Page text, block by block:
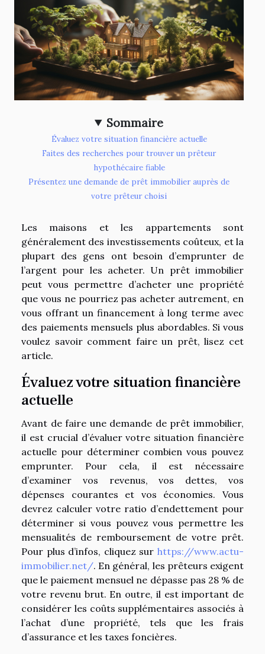
Sommaire
Évaluez votre situation financière actuelle
Faites des recherches pour trouver un prêteur
hypothécaire fiable
Présentez une demande de prêt immobilier auprès de
votre prêteur choisi
Les maisons et les appartements sont
généralement des investissements coûteux, et la
plupart des gens ont besoin d’emprunter de
l’argent pour les acheter. Un prêt immobilier
peut vous permettre d’acheter une propriété
que vous ne pourriez pas acheter autrement, en
vous offrant un financement à long terme avec
des paiements mensuels plus abordables. Si vous
voulez savoir comment faire un prêt, lisez cet
article.
Évaluez votre situation financière
actuelle
Avant de faire une demande de prêt immobilier,
il est crucial d’évaluer votre situation financière
actuelle pour déterminer combien vous pouvez
emprunter. Pour cela, il est nécessaire
d’examiner vos revenus, vos dettes, vos
dépenses courantes et vos économies. Vous
devrez calculer votre ratio d’endettement pour
déterminer si vous pouvez vous permettre les
mensualités de remboursement de votre prêt.
Pour plus d’infos, cliquez sur https://www.actu-
immobilier.net/. En général, les prêteurs exigent
que le paiement mensuel ne dépasse pas 28 % de
votre revenu brut. En outre, il est important de
considérer les coûts supplémentaires associés à
l’achat d’une propriété, tels que les frais
d’assurance et les taxes foncières.